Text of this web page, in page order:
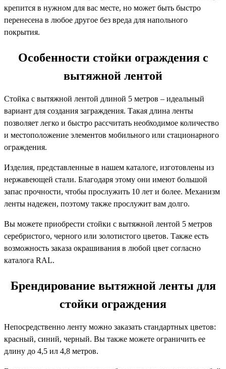
крепится в нужном для вас месте, но может быть быстро
перенесена в любое другое без вреда для напольного
покрытия.
Особенности стойки ограждения с
вытяжной лентой
Стойка с вытяжной лентой длиной 5 метров – идеальный
вариант для создания заграждения. Такая длина ленты
позволяет легко и быстро рассчитать необходимое количество
и местоположение элементов мобильного или стационарного
ограждения.
Изделия, представленные в нашем каталоге, изготовлены из
нержавеющей стали. Благодаря этому они имеют большой
запас прочности, чтобы прослужить 10 лет и более. Механизм
ленты надежен, поэтому также прослужит вам долго.
Вы можете приобрести стойки с вытяжной лентой 5 метров
серебристого, черного или золотистого цветов. Также есть
возможность заказа окрашивания в любой цвет согласно
каталога RAL.
Брендирование вытяжной ленты для
стойки ограждения
Непосредственно ленту можно заказать стандартных цветов:
красный, синий, черный. Вы также можете ограничить ее
длину до 4,5 ил 4,8 метров.